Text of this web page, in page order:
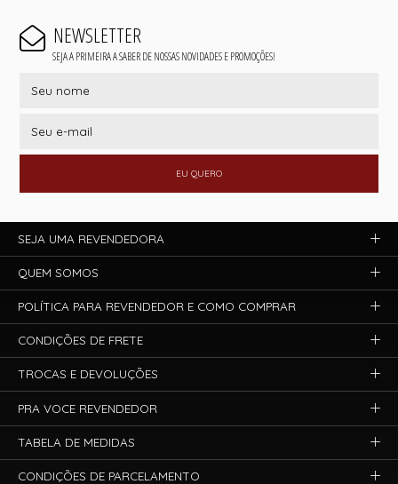
NEWSLETTER
SEJA A PRIMEIRA A SABER DE NOSSAS NOVIDADES E PROMOÇÕES!
EU QUERO
SEJA UMA REVENDEDORA
QUEM SOMOS
POLÍTICA PARA REVENDEDOR E COMO COMPRAR
CONDIÇÕES DE FRETE
TROCAS E DEVOLUÇÕES
PRA VOCE REVENDEDOR
TABELA DE MEDIDAS
CONDIÇÕES DE PARCELAMENTO